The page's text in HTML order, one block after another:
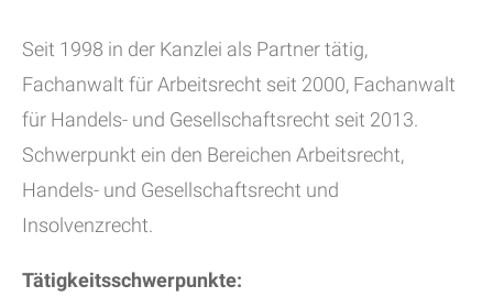
Seit 1998 in der Kanzlei als Partner tätig,
Fachanwalt für Arbeitsrecht seit 2000, Fachanwalt
für Handels- und Gesellschaftsrecht seit 2013.
Schwerpunkt ein den Bereichen Arbeitsrecht,
Handels- und Gesellschaftsrecht und
Insolvenzrecht.
Tätigkeitsschwerpunkte: